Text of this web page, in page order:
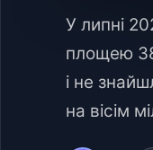
У липні
площею 38
і не
на вісім